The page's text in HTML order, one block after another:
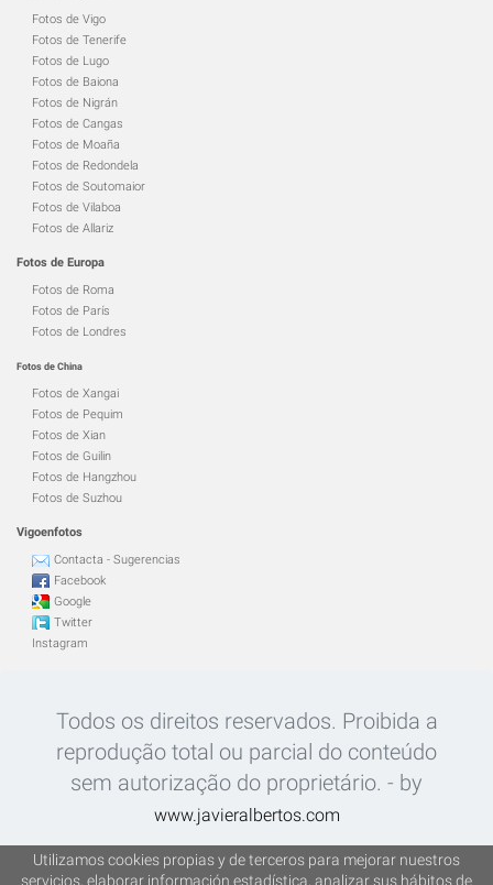
Fotos de Vigo
Fotos de Tenerife
Fotos de Lugo
Fotos de Baiona
Fotos de Nigrán
Fotos de Cangas
Fotos de Moaña
Fotos de Redondela
Fotos de Soutomaior
Fotos de Vilaboa
Fotos de Allariz
Fotos de Europa
Fotos de Roma
Fotos de París
Fotos de Londres
Fotos de China
Fotos de Xangai
Fotos de Pequim
Fotos de Xian
Fotos de Guilin
Fotos de Hangzhou
Fotos de Suzhou
Vigoenfotos
Contacta - Sugerencias
Facebook
Google
Twitter
Instagram
Todos os direitos reservados. Proibida a
reprodução total ou parcial do conteúdo
sem autorização do proprietário. - by
www.javieralbertos.com
Mais de 30.000 imagens - Fotografías
Utilizamos cookies propias y de terceros para mejorar nuestros
servicios, elaborar información estadística, analizar sus hábitos de